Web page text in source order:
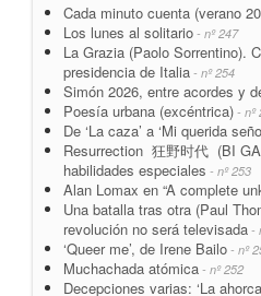
Cada minuto cuenta (verano
Los lunes al solitario - nº 247
La Grazia (Paolo Sorrentino).
presidencia de Italia - nº 254
Simón 2026, entre acordes y
Poesía urbana (excéntrica) - nº
De ‘La caza’ a ‘Mi querida
Resurrection 狂野时代 (BI
habilidades especiales - nº 253
Alan Lomax en “A complete
Una batalla tras otra (Paul
revolución no será televisada -
‘Queer me’, de Irene Bailo - nº
Muchachada atómica - nº 252
Decepciones varias: ‘La